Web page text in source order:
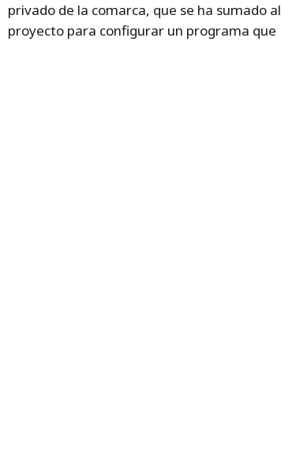
privado de la comarca, que se ha sumado al
proyecto para configurar un programa que